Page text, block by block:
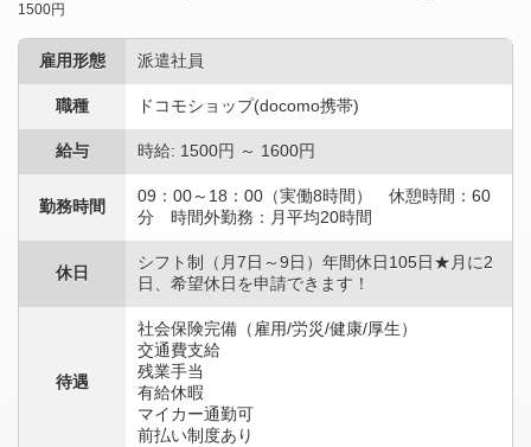
1500円
雇用形態 派遣社員
職種 ドコモショップ(docomo携帯)
給与 時給: 1500円 ～ 1600円
勤務時間
09：00～18：00（実働8時間） 休憩時間：60
分 時間外勤務：月平均20時間
休日
シフト制（月7日～9日）年間休日105日★月に2
日、希望休日を申請できます！
待遇
社会保険完備（雇用/労災/健康/厚生）
交通費支給
残業手当
有給休暇
マイカー通勤可
前払い制度あり